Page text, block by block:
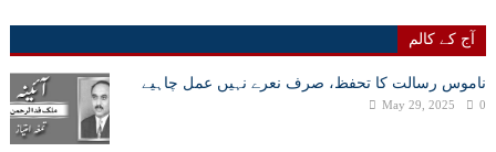
آج کے کالم
ناموس رسالت کا تحفظ، صرف نعرے نہیں عمل چاہیے
May 29, 2025 0